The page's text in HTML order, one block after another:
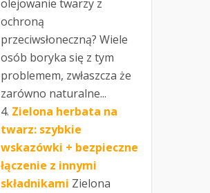
olejowanie twarzy z
ochroną
przeciwsłoneczną? Wiele
osób boryka się z tym
problemem, zwłaszcza że
zarówno naturalne...
Zielona herbata na
twarz: szybkie
wskazówki + bezpieczne
łączenie z innymi
składnikami Zielona